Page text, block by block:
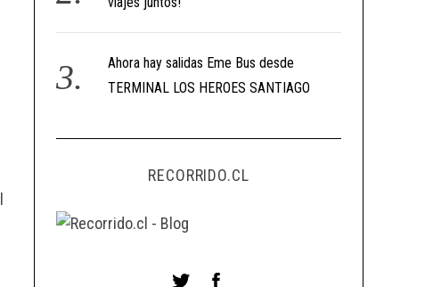
Ahora hay salidas Eme Bus desde
TERMINAL LOS HEROES SANTIAGO
RECORRIDO.CL